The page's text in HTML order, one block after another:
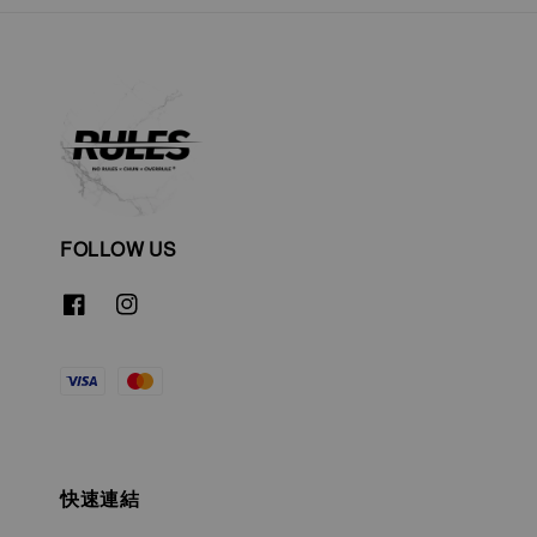
FOLLOW US
快速連結